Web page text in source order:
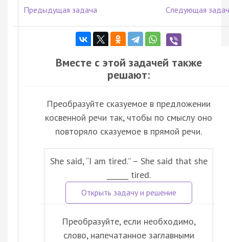
Предыдущая задача Следующая
Вместе с этой задачей также
решают:
Преобразуйте сказуемое в предложении
косвенной речи так, чтобы по смыслу оно
повторяло сказуемое в прямой речи.
She said, “I am tired.” – She said that she
______ tired.
Преобразуйте, если необходимо,
слово, напечатанное заглавными